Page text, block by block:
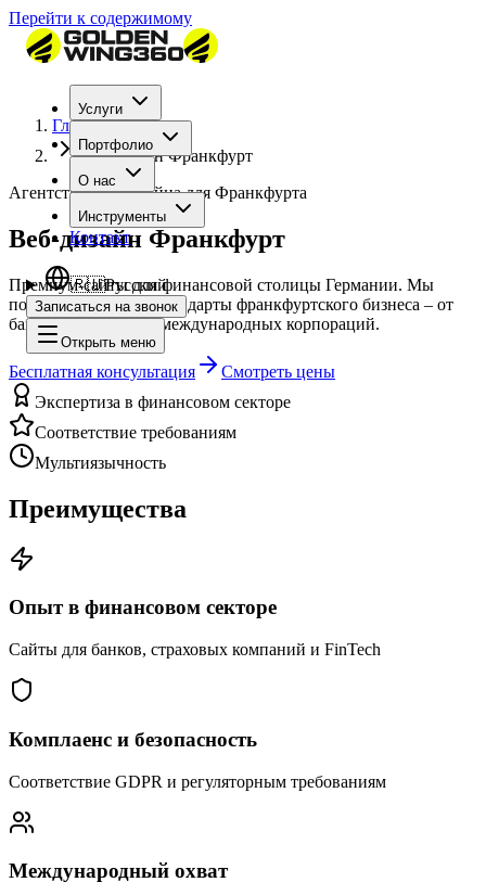
Перейти к содержимому
Услуги
Портфолио
О нас
Инструменты
Контакт
🇷🇺Русский
Записаться на звонок
Открыть меню
Главная
Веб-дизайн Франкфурт
Агентство веб-дизайна для Франкфурта
Веб-дизайн Франкфурт
Премиум-сайты для финансовой столицы Германии. Мы
понимаем высокие стандарты франкфуртского бизнеса – от
банков до FinTech и международных корпораций.
Бесплатная консультация
Смотреть цены
Экспертиза в финансовом секторе
Соответствие требованиям
Мультиязычность
Преимущества
Опыт в финансовом секторе
Сайты для банков, страховых компаний и FinTech
Комплаенс и безопасность
Соответствие GDPR и регуляторным требованиям
Международный охват